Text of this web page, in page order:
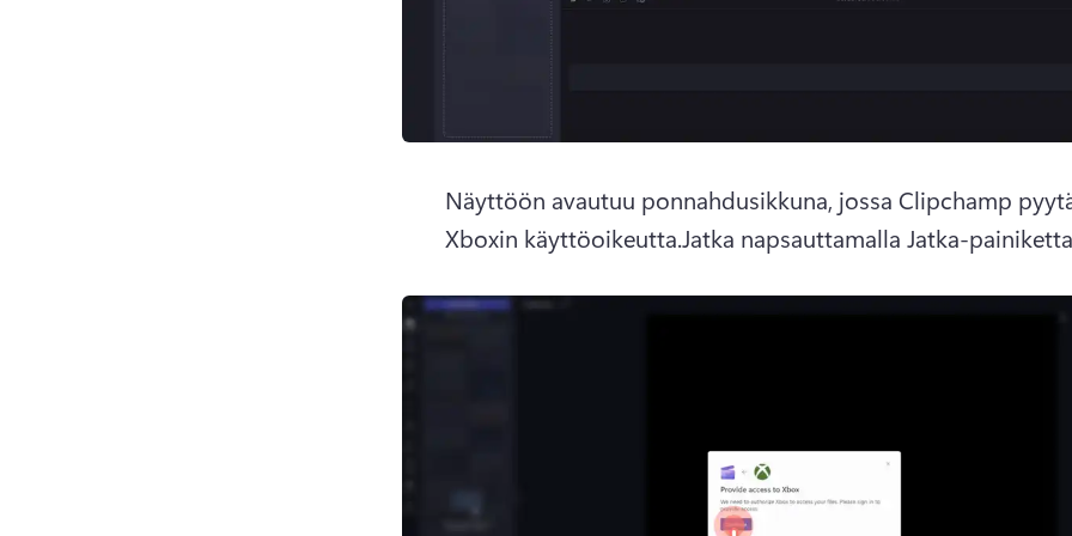
Näyttöön avautuu ponnahdusikkuna, jossa Clipchamp
Xboxin käyttöoikeutta.Jatka napsauttamalla Jatka-